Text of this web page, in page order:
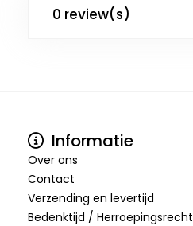
0 review(s)
Informatie
Over ons
Contact
Verzending en levertijd
Bedenktijd / Herroepingsrecht